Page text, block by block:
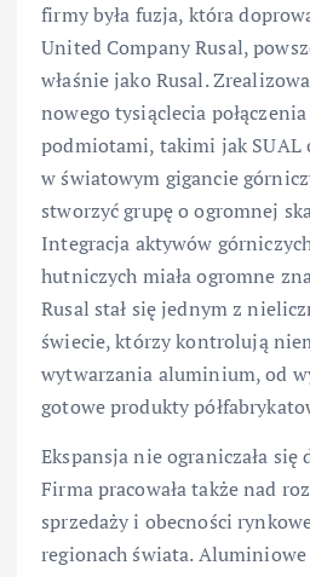
firmy była fuzja, która
United Company Rusal,
właśnie jako Rusal.
nowego tysiąclecia
podmiotami, takimi jak SUAL
w światowym gigancie
stworzyć grupę o ogromnej
Integracja aktywów
hutniczych miała ogromne
Rusal stał się jednym z
świecie, którzy kontrolują
wytwarzania aluminium, od
gotowe produkty
Ekspansja nie ograniczała się
Firma pracowała także nad
sprzedaży i obecności
regionach świata.